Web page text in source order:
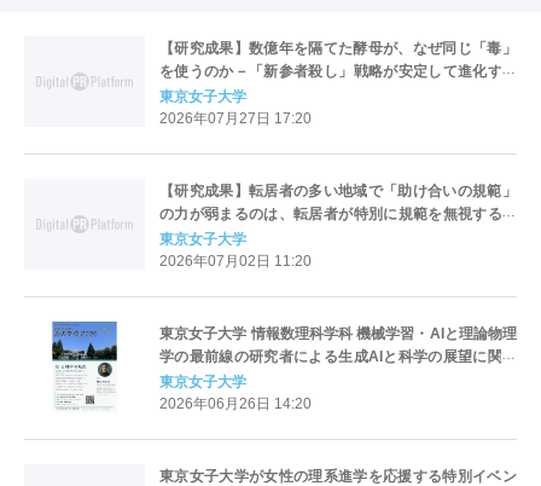
【研究成果】数億年を隔てた酵母が、なぜ同じ「毒」
を使うのか－「新参者殺し」戦略が安定して進化する
条件を理論的に解明－
東京女子大学
2026年07月27日 17:20
【研究成果】転居者の多い地域で「助け合いの規範」
の力が弱まるのは、転居者が特別に規範を無視するか
らではなく、住民全体が規範を無視しがちになるから
かもしれない
東京女子大学
2026年07月02日 11:20
東京女子大学 情報数理科学科 機械学習・AIと理論物理
学の最前線の研究者による生成AIと科学の展望に関す
る特別公開講座を開催
東京女子大学
2026年06月26日 14:20
東京女子大学が女性の理系進学を応援する特別イベン